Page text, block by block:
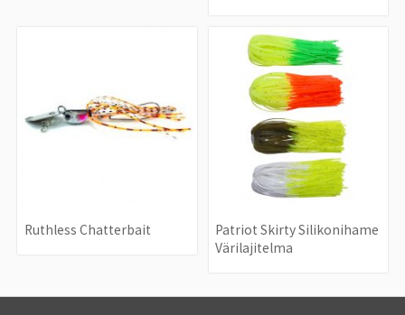
Ruthless Chatterbait
Patriot Skirty Silikonihame
Värilajitelma